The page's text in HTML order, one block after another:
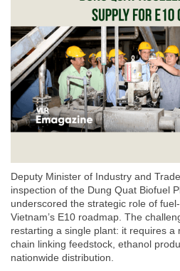
Deputy Minister of Industry and
inspection of the Dung Quat Biofuel
underscored the strategic role of
Vietnam’s E10 roadmap. The
restarting a single plant: it requires a
chain linking feedstock, ethanol
nationwide distribution.